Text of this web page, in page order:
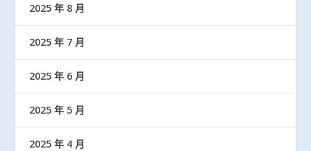
2025 年 8 月
2025 年 7 月
2025 年 6 月
2025 年 5 月
2025 年 4 月